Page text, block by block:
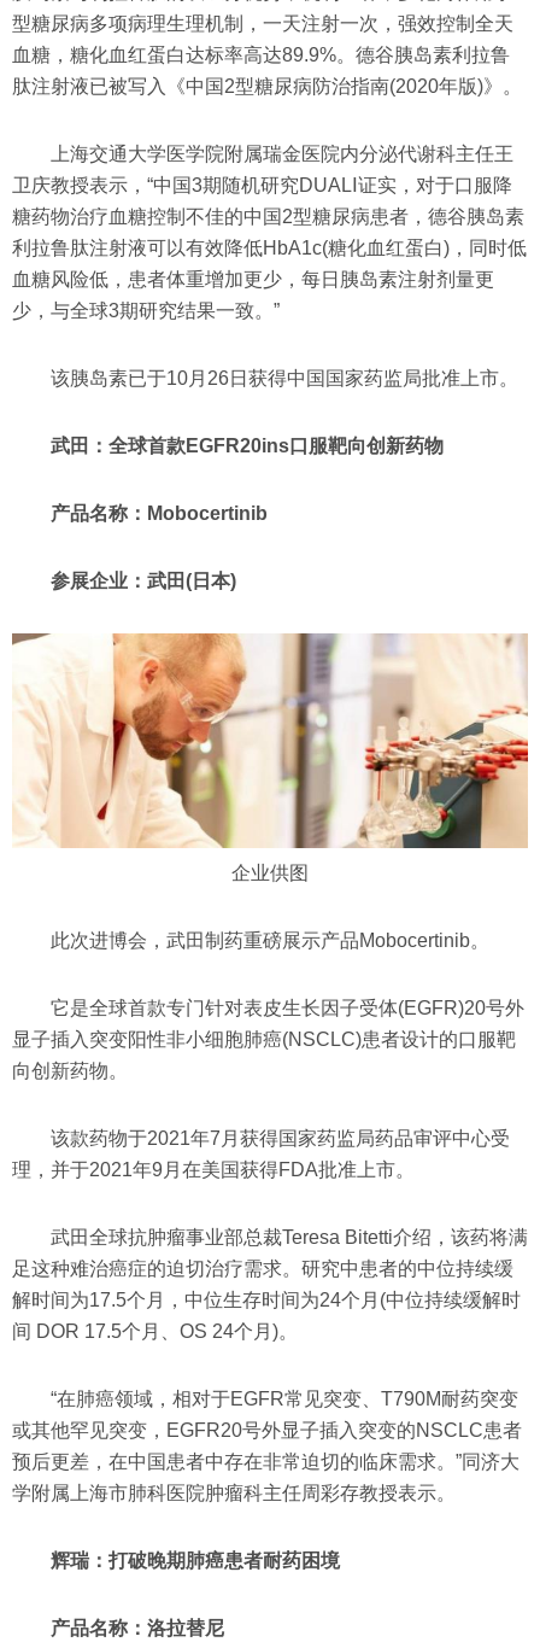
型糖尿病多项病理生理机制，一天注射一次，强效控制全天
血糖，糖化血红蛋白达标率高达89.9%。德谷胰岛素利拉鲁
肽注射液已被写入《中国2型糖尿病防治指南(2020年版)》。
上海交通大学医学院附属瑞金医院内分泌代谢科主任王
卫庆教授表示，“中国3期随机研究DUALⅠ证实，对于口服降
糖药物治疗血糖控制不佳的中国2型糖尿病患者，德谷胰岛素
利拉鲁肽注射液可以有效降低HbA1c(糖化血红蛋白)，同时低
血糖风险低，患者体重增加更少，每日胰岛素注射剂量更
少，与全球3期研究结果一致。”
该胰岛素已于10月26日获得中国国家药监局批准上市。
武田：全球首款EGFR20ins口服靶向创新药物
产品名称：Mobocertinib
参展企业：武田(日本)
企业供图
此次进博会，武田制药重磅展示产品Mobocertinib。
它是全球首款专门针对表皮生长因子受体(EGFR)20号外
显子插入突变阳性非小细胞肺癌(NSCLC)患者设计的口服靶
向创新药物。
该款药物于2021年7月获得国家药监局药品审评中心受
理，并于2021年9月在美国获得FDA批准上市。
武田全球抗肿瘤事业部总裁Teresa Bitetti介绍，该药将满
足这种难治癌症的迫切治疗需求。研究中患者的中位持续缓
解时间为17.5个月，中位生存时间为24个月(中位持续缓解时
间 DOR 17.5个月、OS 24个月)。
“在肺癌领域，相对于EGFR常见突变、T790M耐药突变
或其他罕见突变，EGFR20号外显子插入突变的NSCLC患者
预后更差，在中国患者中存在非常迫切的临床需求。”同济大
学附属上海市肺科医院肿瘤科主任周彩存教授表示。
辉瑞：打破晚期肺癌患者耐药困境
产品名称：洛拉替尼